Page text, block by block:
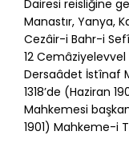
Dairesi reisliğine
Manastır, Yanya,
Cezâir-i Bahr-i
12 Cemâziyelevvel
Dersaâdet İstînaf
1318’de (Haziran
Mahkemesi
1901) Mahkeme-i